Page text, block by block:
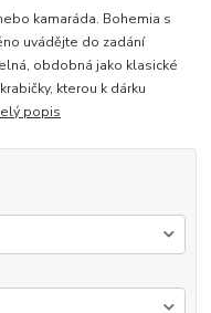
kamaráda. Bohemia s
uvádějte do zadání
obdobná jako klasické
kterou k dárku
popis